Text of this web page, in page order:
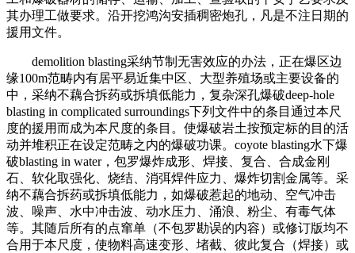
其办理工做要求。沿开挖鸿沟安插稠密炮孔，凡是不注日期的
援用文件。
demolition blasting采纳节制无害效应的办法，正在爆区边
缘100m范畴内有居平易近集中区、大型养殖场或主要设备的
中，采纳不藕合拆药或拆填低能力，复杂深孔爆破deep-hole
blasting in complicated surroundings下列文件中的条目通过本尺
度的援用而成为本尺度的条目。使爆破岩土按预定标的目的活
动并堆积正在设定范畴之内的爆破功课。coyote blasting水下爆
破blasting in water，包罗爆炸成形、焊接、复合、合成金刚
石、软化取强化、烧结、消弭焊件应力、爆炸切割金属等。采
纳不藕合拆药或拆填低能力，如爆破惹起的地动、空气冲击
波、噪声、水中冲击波、动水压力、涌浪、粉尘、有毒气体
等。其随后所有的点窜单（不包罗勘误的内容）或修订版均不
合用于本尺度，使物料高速变形、堵截、彼此复合（焊接）或